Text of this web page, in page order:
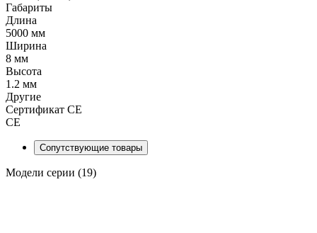
Габариты
Длина
5000 мм
Ширина
8 мм
Высота
1.2 мм
Другие
Сертификат CE
CE
Сопутствующие товары
Модели серии (19)